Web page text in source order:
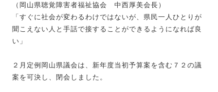
（岡山県聴覚障害者福祉協会 中西厚美会長）
「すぐに社会が変わるわけではないが、県民一人ひとりが
聞こえない人と手話で接することができるようになれば良
い」
２月定例岡山県議会は、新年度当初予算案を含む７２の議
案を可決し、閉会しました。